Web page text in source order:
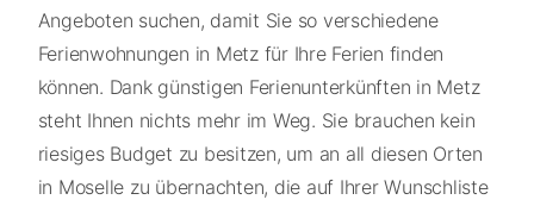
Angeboten suchen, damit Sie so verschiedene
Ferienwohnungen in Metz für Ihre Ferien finden
können. Dank günstigen Ferienunterkünften in Metz
steht Ihnen nichts mehr im Weg. Sie brauchen kein
riesiges Budget zu besitzen, um an all diesen Orten
in Moselle zu übernachten, die auf Ihrer Wunschliste